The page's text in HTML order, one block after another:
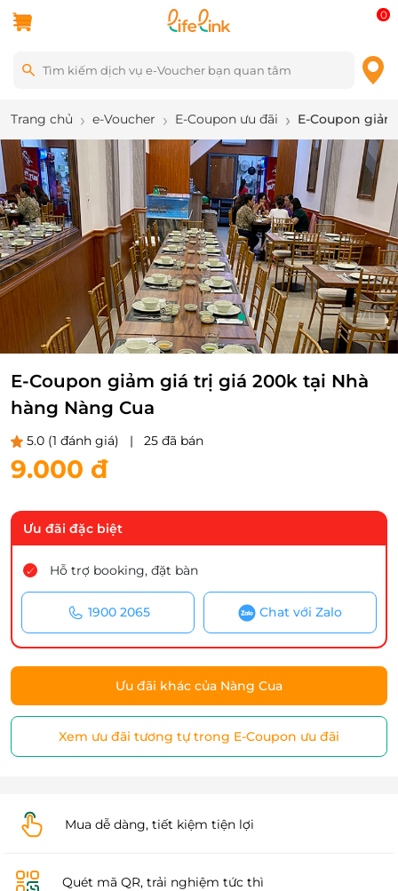
0
Trang chủ e-Voucher E-Coupon ưu đãi E-Coupon
9/11
E-Coupon giảm giá trị giá 200k tại Nhà
hàng Nàng Cua
5.0 (1 đánh giá) | 25 đã bán
9.000 đ
Ưu đãi đặc biệt
Hỗ trợ booking, đặt bàn
1900 2065 Chat với Zalo
Ưu đãi khác của Nàng Cua
Xem ưu đãi tương tự trong E-Coupon ưu đãi
Mua dễ dàng, tiết kiệm tiện lợi
Quét mã QR, trải nghiệm tức thì